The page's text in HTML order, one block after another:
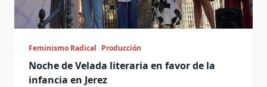
Feminismo Radical Producción
Noche de Velada literaria en favor de la
infancia en Jerez